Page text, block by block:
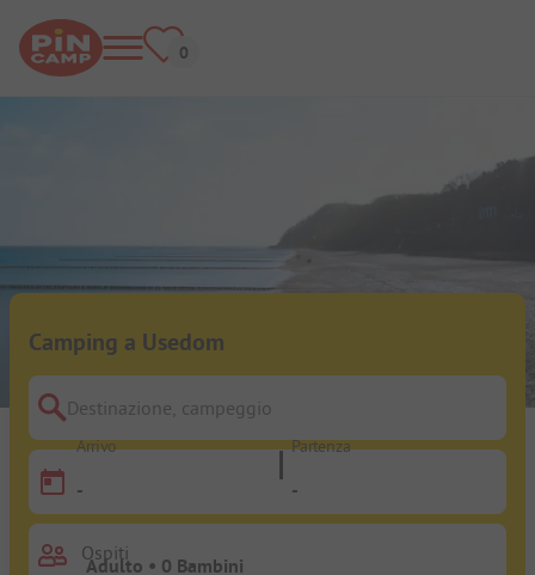
Camping a Usedom
Destinazione, campeggio
Arrivo
-
Partenza
-
Ospiti